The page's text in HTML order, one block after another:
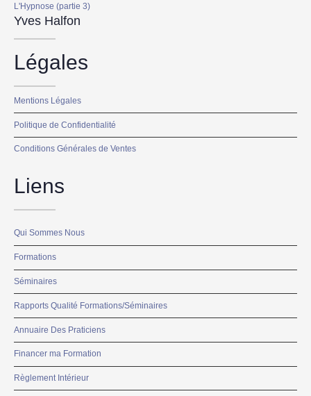
L'Hypnose (partie 3)
Yves Halfon
Légales
Mentions Légales
Politique de Confidentialité
Conditions Générales de Ventes
Liens
Qui Sommes Nous
Formations
Séminaires
Rapports Qualité Formations/Séminaires
Annuaire Des Praticiens
Financer ma Formation
Règlement Intérieur